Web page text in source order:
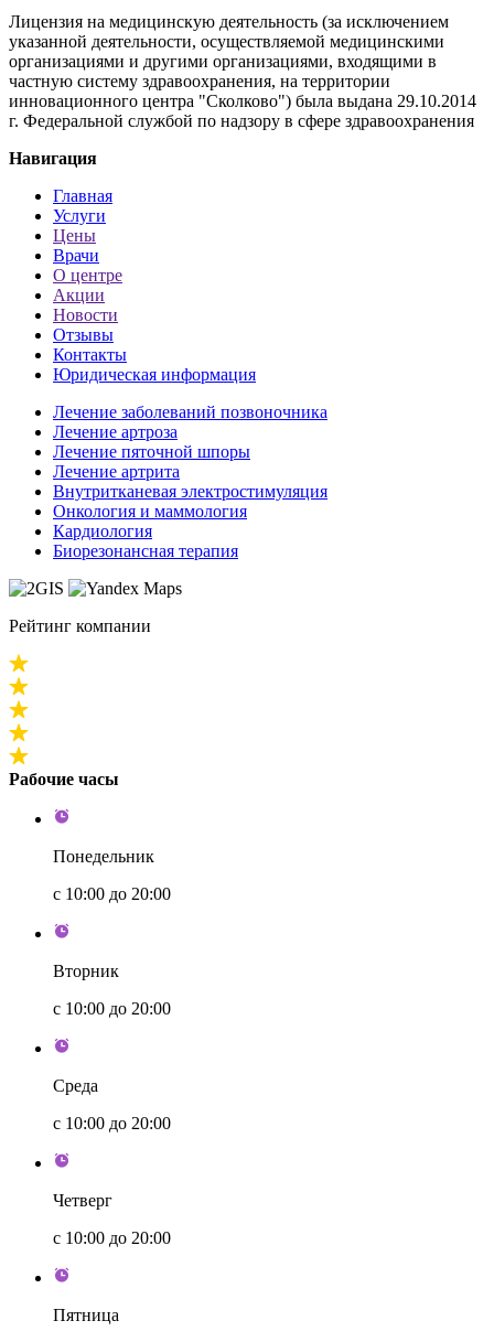
Лицензия на медицинскую деятельность (за исключением
указанной деятельности, осуществляемой медицинскими
организациями и другими организациями, входящими в
частную систему здравоохранения, на территории
инновационного центра "Сколково") была выдана 29.10.2014
г. Федеральной службой по надзору в сфере здравоохранения
Навигация
Главная
Услуги
Цены
Врачи
О центре
Акции
Новости
Отзывы
Контакты
Юридическая информация
Лечение заболеваний позвоночника
Лечение артроза
Лечение пяточной шпоры
Лечение артрита
Внутритканевая электростимуляция
Онкология и маммология
Кардиология
Биорезонансная терапия
Рейтинг компании
Рабочие часы
Понедельник
с 10:00 до 20:00
Вторник
с 10:00 до 20:00
Среда
с 10:00 до 20:00
Четверг
с 10:00 до 20:00
Пятница